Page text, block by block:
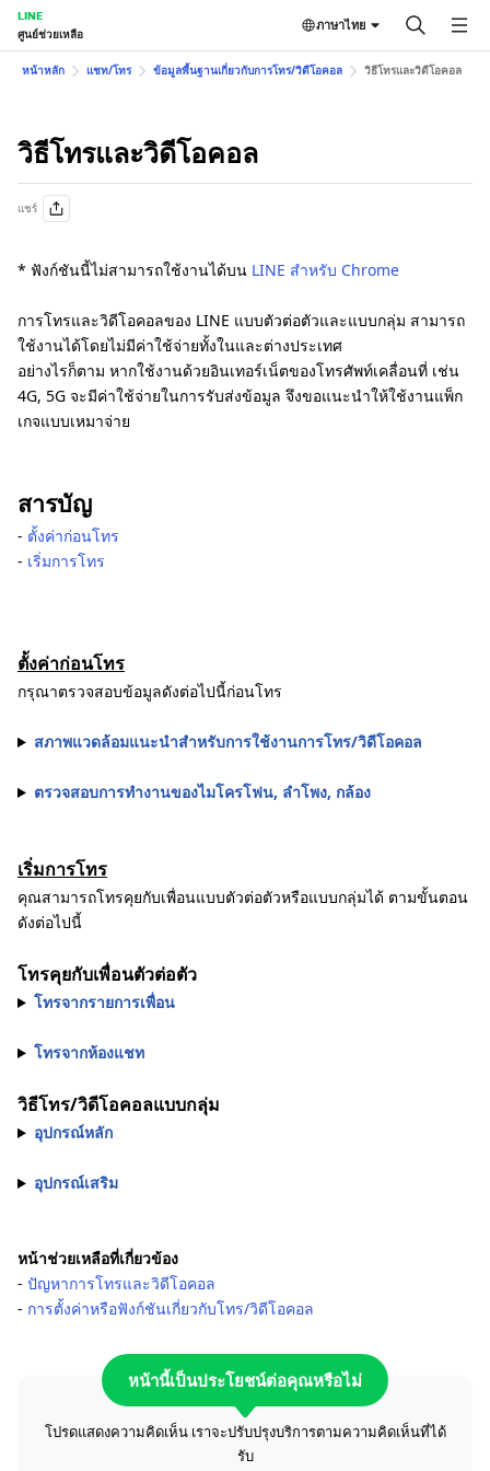
LINE
ศูนย์ช่วยเหลือ
ภาษาไทย
หน้าหลัก แชท/โทร ข้อมูลพื้นฐานเกี่ยวกับการโทร/วิดีโอคอล วิธีโทรและวิดีโอคอล
วิธีโทรและวิดีโอคอล
แชร์
* ฟังก์ชันนี้ไม่สามารถใช้งานได้บน LINE สำหรับ Chrome
การโทรและวิดีโอคอลของ LINE แบบตัวต่อตัวและแบบกลุ่ม สามารถ
ใช้งานได้โดยไม่มีค่าใช้จ่ายทั้งในและต่างประเทศ
อย่างไรก็ตาม หากใช้งานด้วยอินเทอร์เน็ตของโทรศัพท์เคลื่อนที่ เช่น
4G, 5G จะมีค่าใช้จ่ายในการรับส่งข้อมูล จึงขอแนะนำให้ใช้งานแพ็ก
เกจแบบเหมาจ่าย
สารบัญ
‐ ตั้งค่าก่อนโทร
‐ เริ่มการโทร
ตั้งค่าก่อนโทร
กรุณาตรวจสอบข้อมูลดังต่อไปนี้ก่อนโทร
สภาพแวดล้อมแนะนำสำหรับการใช้งานการโทร/วิดีโอคอล
ตรวจสอบการทำงานของไมโครโฟน, ลำโพง, กล้อง
เริ่มการโทร
คุณสามารถโทรคุยกับเพื่อนแบบตัวต่อตัวหรือแบบกลุ่มได้ ตามขั้นตอน
ดังต่อไปนี้
โทรคุยกับเพื่อนตัวต่อตัว
โทรจากรายการเพื่อน
โทรจากห้องแชท
วิธีโทร/วิดีโอคอลแบบกลุ่ม
อุปกรณ์หลัก
อุปกรณ์เสริม
หน้าช่วยเหลือที่เกี่ยวข้อง
- ปัญหาการโทรและวิดีโอคอล
- การตั้งค่าหรือฟังก์ชันเกี่ยวกับโทร/วิดีโอคอล
หน้านี้เป็นประโยชน์ต่อคุณหรือไม่
โปรดแสดงความคิดเห็น เราจะปรับปรุงบริการตามความคิดเห็นที่ได้
รับ